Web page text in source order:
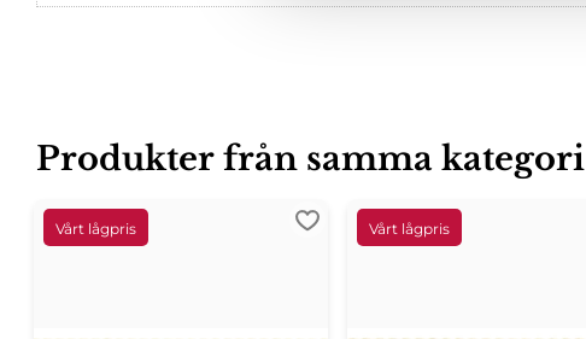
a
Produkter från samma kategori
Lägg till i favoriter